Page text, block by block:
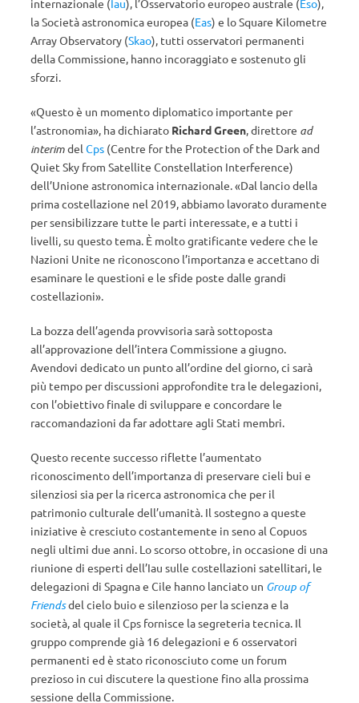
internazionale (Iau), l’Osservatorio europeo australe (Eso),
la Società astronomica europea (Eas) e lo Square Kilometre
Array Observatory (Skao), tutti osservatori permanenti
della Commissione, hanno incoraggiato e sostenuto gli
sforzi.
«Questo è un momento diplomatico importante per
l’astronomia», ha dichiarato Richard Green, direttore ad
interimdel Cps (Centre for the Protection of the Dark and
Quiet Sky from Satellite Constellation Interference)
dell’Unione astronomica internazionale. «Dal lancio della
prima costellazione nel 2019, abbiamo lavorato duramente
per sensibilizzare tutte le parti interessate, e a tutti i
livelli, su questo tema. È molto gratificante vedere che le
Nazioni Unite ne riconoscono l’importanza e accettano di
esaminare le questioni e le sfide poste dalle grandi
costellazioni».
La bozza dell’agenda provvisoria sarà sottoposta
all’approvazione dell’intera Commissione a giugno.
Avendovi dedicato un punto all’ordine del giorno, ci sarà
più tempo per discussioni approfondite tra le delegazioni,
con l’obiettivo finale di sviluppare e concordare le
raccomandazioni da far adottare agli Stati membri.
Questo recente successo riflette l’aumentato
riconoscimento dell’importanza di preservare cieli bui e
silenziosi sia per la ricerca astronomica che per il
patrimonio culturale dell’umanità. Il sostegno a queste
iniziative è cresciuto costantemente in seno al Copuos
negli ultimi due anni. Lo scorso ottobre, in occasione di una
riunione di esperti dell’Iau sulle costellazioni satellitari, le
delegazioni di Spagna e Cile hanno lanciato un Group of
Friendsdel cielo buio e silenzioso per la scienza e la
società, al quale il Cps fornisce la segreteria tecnica. Il
gruppo comprende già 16 delegazioni e 6 osservatori
permanenti ed è stato riconosciuto come un forum
prezioso in cui discutere la questione fino alla prossima
sessione della Commissione.